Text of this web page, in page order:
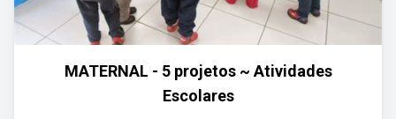
MATERNAL - 5 projetos ~ Atividades
Escolares